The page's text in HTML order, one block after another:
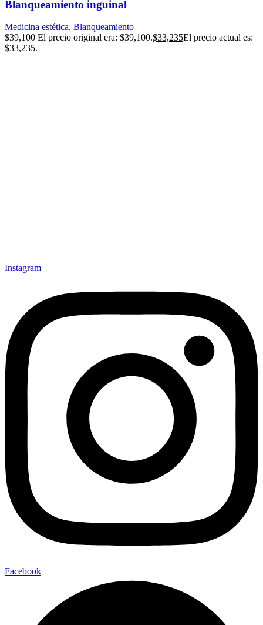
Blanqueamiento inguinal
Medicina estética, Blanqueamiento
$39,100 El precio original era: $39,100.$33,235El precio actual es:
$33,235.
Instagram
Facebook